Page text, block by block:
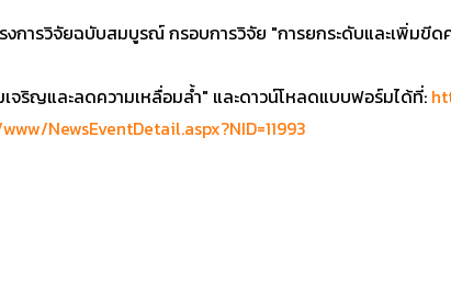
งการวิจัยฉบับสมบูรณ์ กรอบการวิจัย "การยกระดับและเพิ่มขี
จริญและลดความเหลื่อมล้ำ" และดาวน์โหลดแบบฟอร์มได้ที่:
NewsEventDetail.aspx?NID=11993